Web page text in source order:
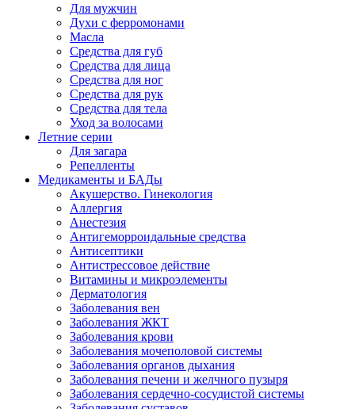
Для мужчин
Духи с ферромонами
Масла
Средства для губ
Средства для лица
Средства для ног
Средства для рук
Средства для тела
Уход за волосами
Летние серии
Для загара
Репелленты
Медикаменты и БАДы
Акушерство. Гинекология
Аллергия
Анестезия
Антигеморроидальные средства
Антисептики
Антистрессовое действие
Витамины и микроэлементы
Дерматология
Заболевания вен
Заболевания ЖКТ
Заболевания крови
Заболевания мочеполовой системы
Заболевания органов дыхания
Заболевания печени и желчного пузыря
Заболевания сердечно-сосудистой системы